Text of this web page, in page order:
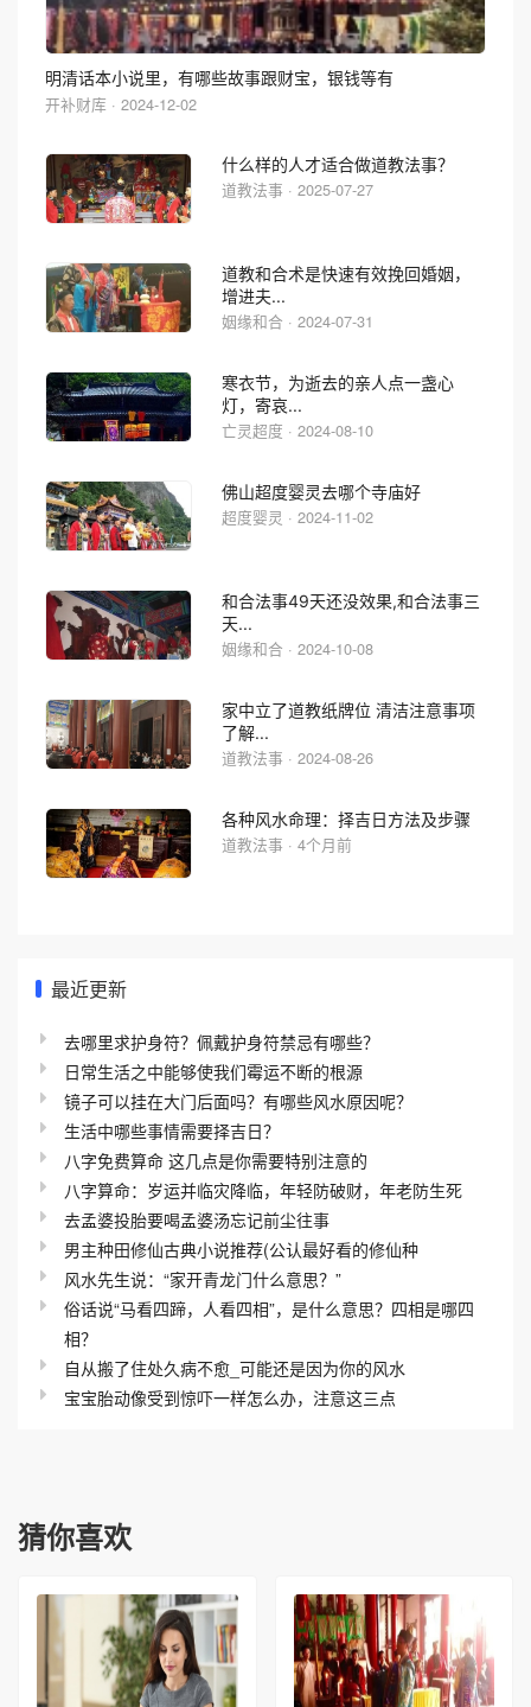
明清话本小说里，有哪些故事跟财宝，银钱等有
开补财库 · 2024-12-02
什么样的人才适合做道教法事？
道教法事 · 2025-07-27
道教和合术是快速有效挽回婚姻，
增进夫...
姻缘和合 · 2024-07-31
寒衣节，为逝去的亲人点一盏心
灯，寄哀...
亡灵超度 · 2024-08-10
佛山超度婴灵去哪个寺庙好
超度婴灵 · 2024-11-02
和合法事49天还没效果,和合法事三
天...
姻缘和合 · 2024-10-08
家中立了道教纸牌位 清洁注意事项
了解...
道教法事 · 2024-08-26
各种风水命理：择吉日方法及步骤
道教法事 · 4个月前
最近更新
去哪里求护身符？佩戴护身符禁忌有哪些？
日常生活之中能够使我们霉运不断的根源
镜子可以挂在大门后面吗？有哪些风水原因呢？
生活中哪些事情需要择吉日？
八字免费算命 这几点是你需要特别注意的
八字算命：岁运并临灾降临，年轻防破财，年老防生死
去孟婆投胎要喝孟婆汤忘记前尘往事
男主种田修仙古典小说推荐(公认最好看的修仙种
风水先生说：“家开青龙门什么意思？”
俗话说“马看四蹄，人看四相”，是什么意思？四相是哪四
相？
自从搬了住处久病不愈_可能还是因为你的风水
宝宝胎动像受到惊吓一样怎么办，注意这三点
猜你喜欢